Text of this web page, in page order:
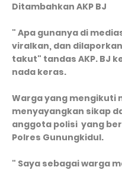
Ditambahkan AKP BJ
" Apa gunanya di
viralkan, dan
takut" tandas AKP. BJ
nada keras.
Warga yang mengikuti
menyayangkan sikap
anggota polisi yang
Polres Gunungkidul.
" Saya sebagai warga